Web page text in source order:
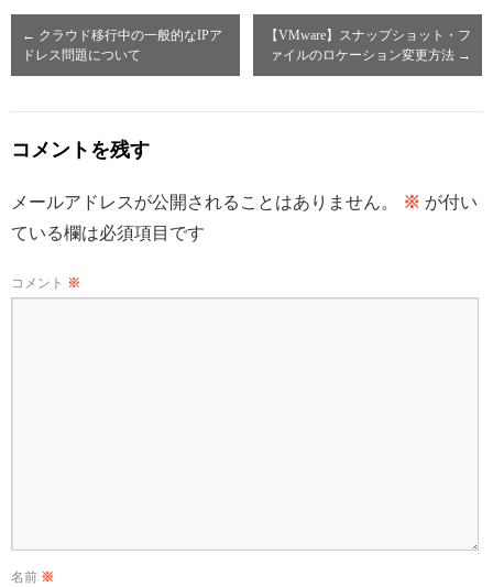
← クラウド移行中の一般的なIPア
ドレス問題について
【VMware】スナップショット・フ
ァイルのロケーション変更方法 →
コメントを残す
メールアドレスが公開されることはありません。 ※ が付い
ている欄は必須項目です
コメント ※
名前 ※